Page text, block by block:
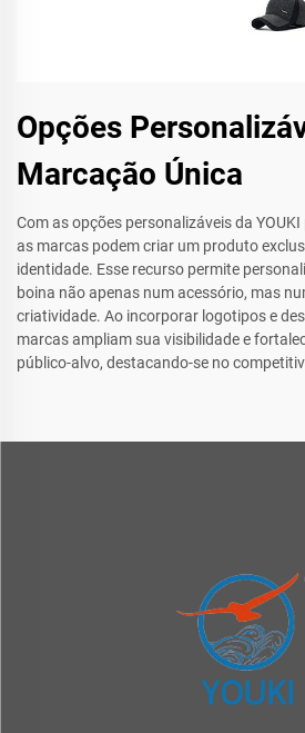
Opções
Marcação Única
Com as opções personalizáveis da
as marcas podem criar um produto
identidade. Esse recurso permite
boina não apenas num acessório, mas
criatividade. Ao incorporar logotipos e
marcas ampliam sua visibilidade e
público-alvo, destacando-se no